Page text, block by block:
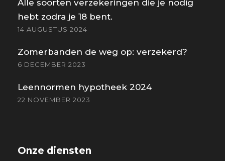
Alle soorten verzekeringen die je nodig
hebt zodra je 18 bent.
14 AUGUSTUS 2024
Zomerbanden de weg op: verzekerd?
6 DECEMBER 2023
Leennormen hypotheek 2024
22 NOVEMBER 2023
Onze diensten